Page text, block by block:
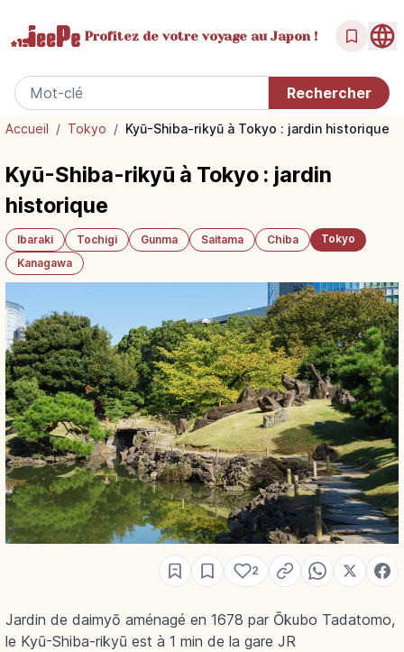
Profitez de votrevoyage au Japon !
Accueil / Tokyo / Kyū-Shiba-rikyū à Tokyo : jardin historique
Kyū-Shiba-rikyū à Tokyo : jardin
historique
Ibaraki Tochigi Gunma Saitama Chiba
Tokyo
Kanagawa
2
Jardin de daimyō aménagé en 1678 par Ōkubo Tadatomo,
le Kyū-Shiba-rikyū est à 1 min de la gare JR